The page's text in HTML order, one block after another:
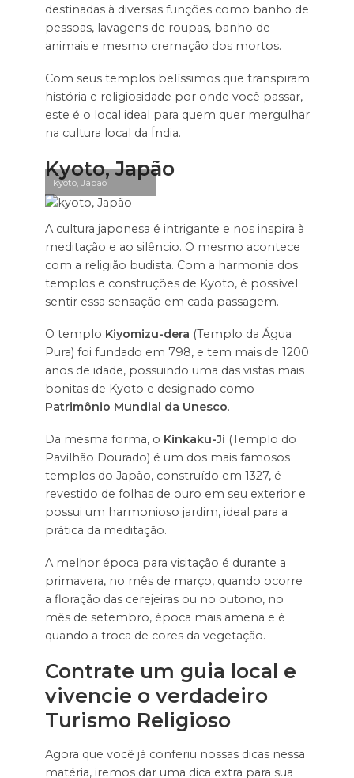
destinadas à diversas funções como banho de
pessoas, lavagens de roupas, banho de
animais e mesmo cremação dos mortos.
Com seus templos belíssimos que transpiram
história e religiosidade por onde você passar,
este é o local ideal para quem quer mergulhar
na cultura local da Índia.
Kyoto, Japão
kyoto, Japão
A cultura japonesa é intrigante e nos inspira à
meditação e ao silêncio. O mesmo acontece
com a religião budista. Com a harmonia dos
templos e construções de Kyoto, é possível
sentir essa sensação em cada passagem.
O templo Kiyomizu-dera (Templo da Água
Pura) foi fundado em 798, e tem mais de 1200
anos de idade, possuindo uma das vistas mais
bonitas de Kyoto e designado como
Patrimônio Mundial da Unesco.
Da mesma forma, o Kinkaku-Ji (Templo do
Pavilhão Dourado) é um dos mais famosos
templos do Japão, construído em 1327, é
revestido de folhas de ouro em seu exterior e
possui um harmonioso jardim, ideal para a
prática da meditação.
A melhor época para visitação é durante a
primavera, no mês de março, quando ocorre
a floração das cerejeiras ou no outono, no
mês de setembro, época mais amena e é
quando a troca de cores da vegetação.
Contrate um guia local e
vivencie o verdadeiro
Turismo Religioso
Agora que você já conferiu nossas dicas nessa
matéria, iremos dar uma dica extra para sua